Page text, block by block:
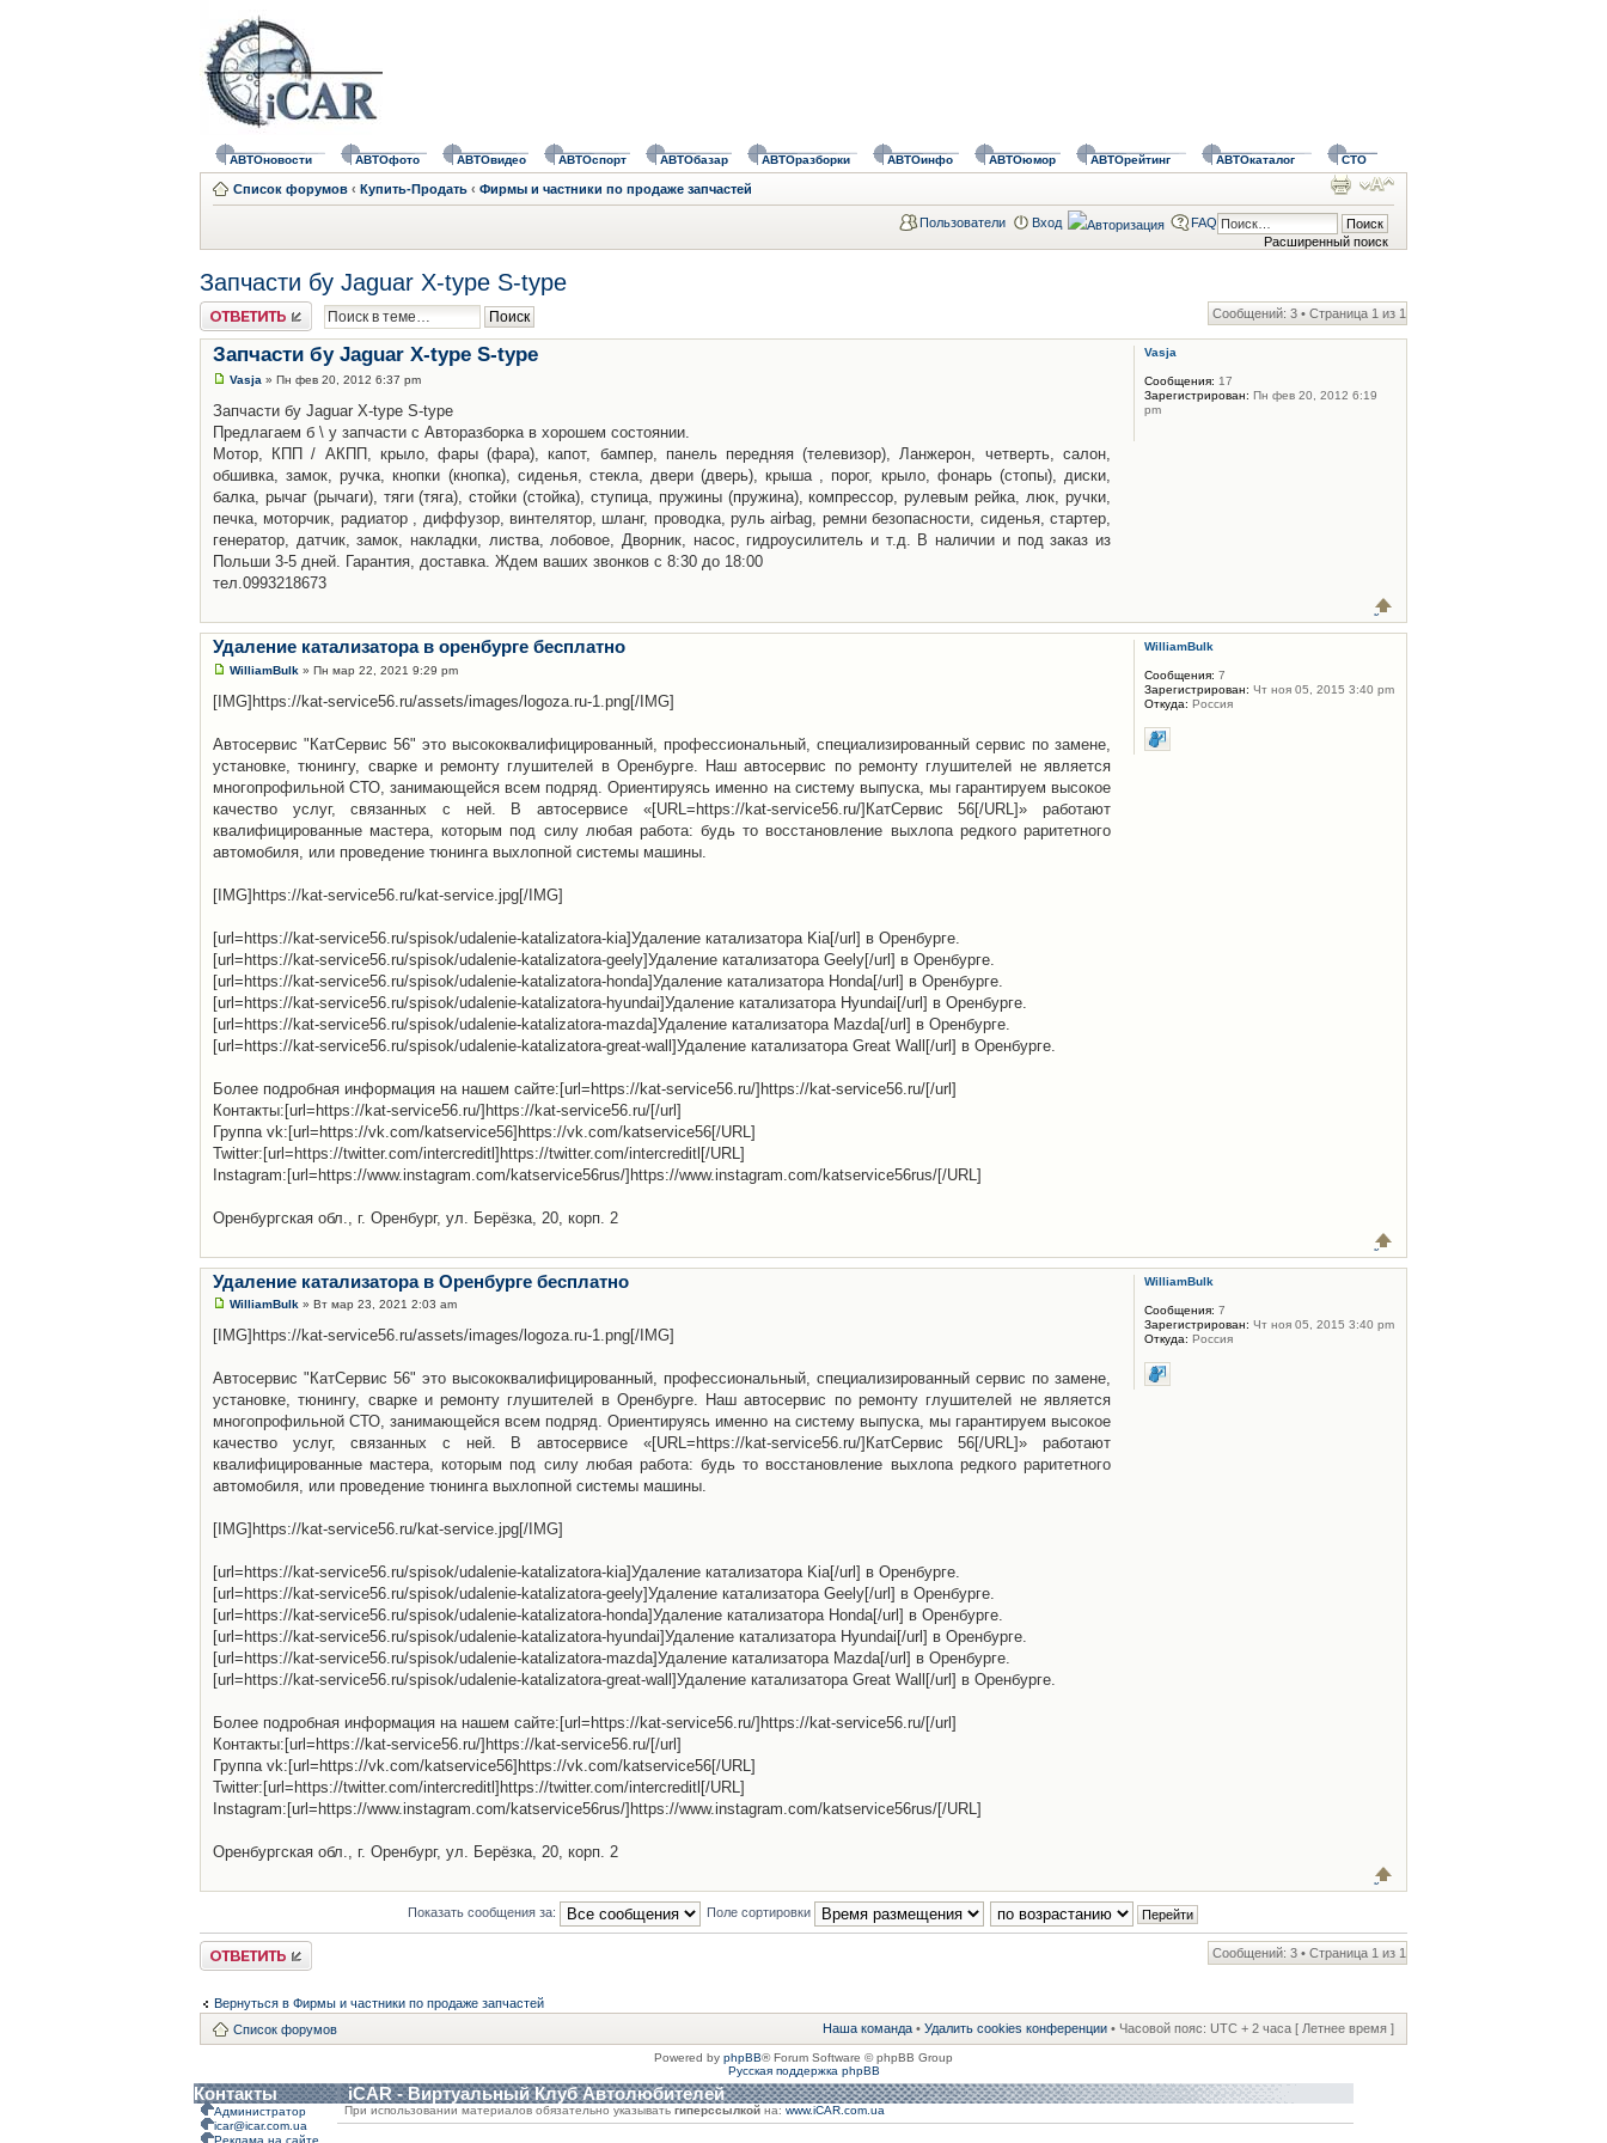
АВТОновости АВТОфото АВТОвидео АВТОспорт АВТОбазар АВТОразборки АВТОинфо АВТОюмор АВТОрейтинг АВТОкаталог СТО
Список форумов ‹ Купить-Продать ‹ Фирмы и частники по продаже запчастей
Расширенный поиск
Пользователи Вход FAQ
Запчасти бу Jaguar X-type S-type
Ответить Сообщений: 3 • Страница 1 из 1
Запчасти бу Jaguar X-type S-type
Vasja » Пн фев 20, 2012 6:37 pm
Запчасти бу Jaguar X-type S-type
Предлагаем б \ у запчасти с Авторазборка в хорошем состоянии.
Мотор, КПП / АКПП, крыло, фары (фара), капот, бампер, панель передняя (телевизор), Ланжерон, четверть, салон,
обшивка, замок, ручка, кнопки (кнопка), сиденья, стекла, двери (дверь), крыша , порог, крыло, фонарь (стопы), диски,
балка, рычаг (рычаги), тяги (тяга), стойки (стойка), ступица, пружины (пружина), компрессор, рулевым рейка, люк, ручки,
печка, моторчик, радиатор , диффузор, винтелятор, шланг, проводка, руль airbag, ремни безопасности, сиденья, стартер,
генератор, датчик, замок, накладки, листва, лобовое, Дворник, насос, гидроусилитель и т.д. В наличии и под заказ из
Польши 3-5 дней. Гарантия, доставка. Ждем ваших звонков с 8:30 до 18:00
тел.0993218673
Vasja
Сообщения: 17
Зарегистрирован: Пн фев 20, 2012 6:19
pm
Удаление катализатора в оренбурге бесплатно
WilliamBulk » Пн мар 22, 2021 9:29 pm
[IMG]https://kat-service56.ru/assets/images/logoza.ru-1.png[/IMG]
Автосервис "КатСервис 56" это высококвалифицированный, профессиональный, специализированный сервис по замене,
установке, тюнингу, сварке и ремонту глушителей в Оренбурге. Наш автосервис по ремонту глушителей не является
многопрофильной СТО, занимающейся всем подряд. Ориентируясь именно на систему выпуска, мы гарантируем высокое
качество услуг, связанных с ней. В автосервисе «[URL=https://kat-service56.ru/]КатСервис 56[/URL]» работают
квалифицированные мастера, которым под силу любая работа: будь то восстановление выхлопа редкого раритетного
автомобиля, или проведение тюнинга выхлопной системы машины.
[IMG]https://kat-service56.ru/kat-service.jpg[/IMG]
[url=https://kat-service56.ru/spisok/udalenie-katalizatora-kia]Удаление катализатора Kia[/url] в Оренбурге.
[url=https://kat-service56.ru/spisok/udalenie-katalizatora-geely]Удаление катализатора Geely[/url] в Оренбурге.
[url=https://kat-service56.ru/spisok/udalenie-katalizatora-honda]Удаление катализатора Honda[/url] в Оренбурге.
[url=https://kat-service56.ru/spisok/udalenie-katalizatora-hyundai]Удаление катализатора Hyundai[/url] в Оренбурге.
[url=https://kat-service56.ru/spisok/udalenie-katalizatora-mazda]Удаление катализатора Mazda[/url] в Оренбурге.
[url=https://kat-service56.ru/spisok/udalenie-katalizatora-great-wall]Удаление катализатора Great Wall[/url] в Оренбурге.
Более подробная информация на нашем сайте:[url=https://kat-service56.ru/]https://kat-service56.ru/[/url]
Контакты:[url=https://kat-service56.ru/]https://kat-service56.ru/[/url]
Группа vk:[url=https://vk.com/katservice56]https://vk.com/katservice56[/URL]
Twitter:[url=https://twitter.com/intercreditl]https://twitter.com/intercreditl[/URL]
Instagram:[url=https://www.instagram.com/katservice56rus/]https://www.instagram.com/katservice56rus/[/URL]
Оренбургская обл., г. Оренбург, ул. Берёзка, 20, корп. 2
WilliamBulk
Сообщения: 7
Зарегистрирован: Чт ноя 05, 2015 3:40 pm
Откуда: Россия
Удаление катализатора в Оренбурге бесплатно
WilliamBulk » Вт мар 23, 2021 2:03 am
[IMG]https://kat-service56.ru/assets/images/logoza.ru-1.png[/IMG]
Автосервис "КатСервис 56" это высококвалифицированный, профессиональный, специализированный сервис по замене,
установке, тюнингу, сварке и ремонту глушителей в Оренбурге. Наш автосервис по ремонту глушителей не является
многопрофильной СТО, занимающейся всем подряд. Ориентируясь именно на систему выпуска, мы гарантируем высокое
качество услуг, связанных с ней. В автосервисе «[URL=https://kat-service56.ru/]КатСервис 56[/URL]» работают
квалифицированные мастера, которым под силу любая работа: будь то восстановление выхлопа редкого раритетного
автомобиля, или проведение тюнинга выхлопной системы машины.
[IMG]https://kat-service56.ru/kat-service.jpg[/IMG]
[url=https://kat-service56.ru/spisok/udalenie-katalizatora-kia]Удаление катализатора Kia[/url] в Оренбурге.
[url=https://kat-service56.ru/spisok/udalenie-katalizatora-geely]Удаление катализатора Geely[/url] в Оренбурге.
[url=https://kat-service56.ru/spisok/udalenie-katalizatora-honda]Удаление катализатора Honda[/url] в Оренбурге.
[url=https://kat-service56.ru/spisok/udalenie-katalizatora-hyundai]Удаление катализатора Hyundai[/url] в Оренбурге.
[url=https://kat-service56.ru/spisok/udalenie-katalizatora-mazda]Удаление катализатора Mazda[/url] в Оренбурге.
[url=https://kat-service56.ru/spisok/udalenie-katalizatora-great-wall]Удаление катализатора Great Wall[/url] в Оренбурге.
Более подробная информация на нашем сайте:[url=https://kat-service56.ru/]https://kat-service56.ru/[/url]
Контакты:[url=https://kat-service56.ru/]https://kat-service56.ru/[/url]
Группа vk:[url=https://vk.com/katservice56]https://vk.com/katservice56[/URL]
Twitter:[url=https://twitter.com/intercreditl]https://twitter.com/intercreditl[/URL]
Instagram:[url=https://www.instagram.com/katservice56rus/]https://www.instagram.com/katservice56rus/[/URL]
Оренбургская обл., г. Оренбург, ул. Берёзка, 20, корп. 2
WilliamBulk
Сообщения: 7
Зарегистрирован: Чт ноя 05, 2015 3:40 pm
Откуда: Россия
Показать сообщения за: Поле сортировки
Ответить Сообщений: 3 • Страница 1 из 1
Вернуться в Фирмы и частники по продаже запчастей
Список форумов
Наша команда • Удалить cookies конференции • Часовой пояс: UTC + 2 часа [ Летнее время ]
Powered by phpBB® Forum Software © phpBB Group
Русская поддержка phpBB
Контакты iCAR - Виртуальный Клуб Автолюбителей
Администратор
icar@icar.com.ua
Реклама на сайте
При использовании материалов обязательно указывать гиперссылкой на: www.iCAR.com.ua